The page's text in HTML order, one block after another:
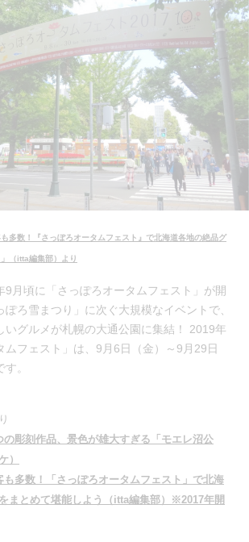
多数！『さっぽろオータムフェスト』で北海道各地の絶品グ
（itta編集部）より
9月頃に「さっぽろオータムフェスト」が開
ろ雪まつり」に次ぐ大規模なイベントで、
いグルメが札幌の大通公園に集結！ 2019年
ムフェスト」は、9月6日（金）～9月29日
。
彫刻作品、景色が雄大すぎる「モエレ沼公
）
多数！「さっぽろオータムフェスト」で北海
まとめて堪能しよう（itta編集部）※2017年開